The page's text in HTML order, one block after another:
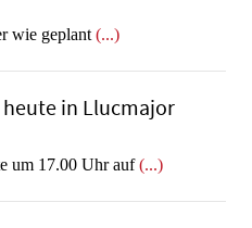
wie geplant (...)
in Llucmajor
um 17.00 Uhr auf(...)